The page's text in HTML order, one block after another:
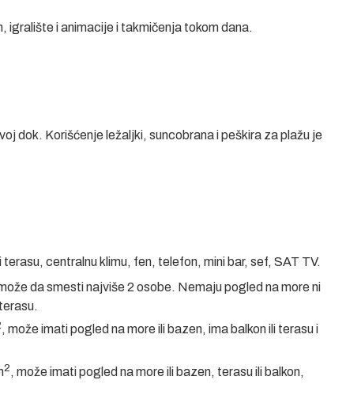
igralište i animacije i takmičenja tokom dana.
dok. Korišćenje ležaljki, suncobrana i peškira za plažu je
centralnu klimu, fen, telefon, mini bar, sef, SAT TV.
da smesti najviše 2 osobe. Nemaju pogled na more ni
, može imati pogled na more ili bazen, ima balkon ili terasu i
2 , može imati pogled na more ili bazen, terasu ili balkon,